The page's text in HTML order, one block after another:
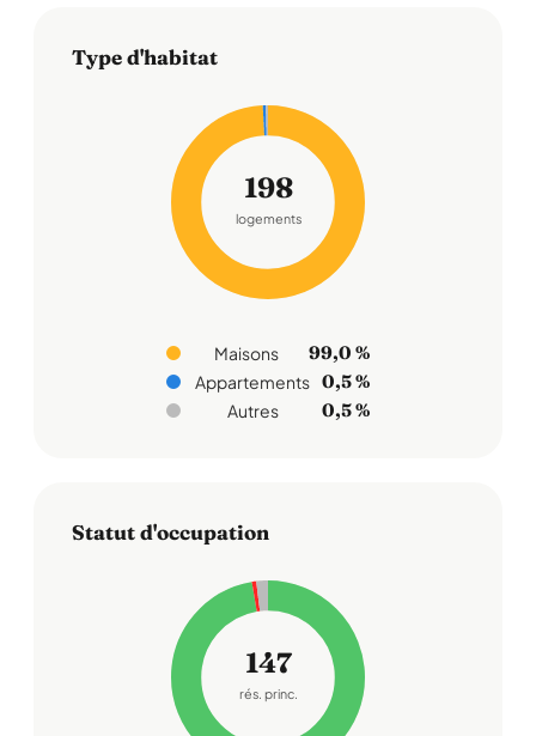
Type d'habitat
198
logements
Maisons 99,0 %
Appartements 0,5 %
Autres 0,5 %
Statut d'occupation
147
rés. princ.